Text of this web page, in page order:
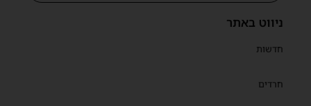
ניווט באתר
חדשות
חרדים